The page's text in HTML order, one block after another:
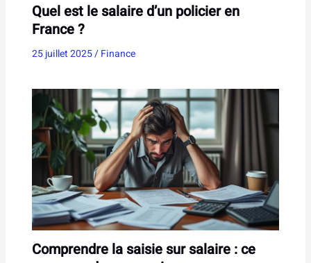
Quel est le salaire d’un policier en
France ?
25 juillet 2025/Finance
Comprendre la saisie sur salaire : ce